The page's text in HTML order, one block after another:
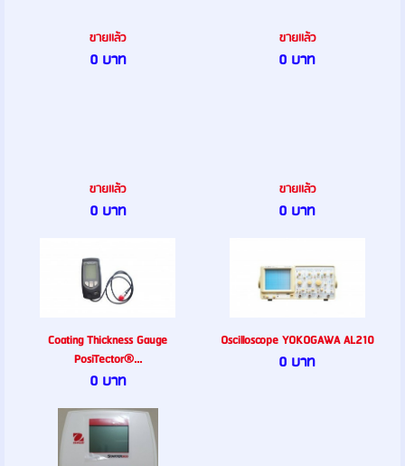
ขายเเล้ว
0 บาท
ขายเเล้ว
0 บาท
ขายเเล้ว
0 บาท
ขายเเล้ว
0 บาท
Coating Thickness Gauge
PosiTector®...
0 บาท
Oscilloscope YOKOGAWA AL210
0 บาท